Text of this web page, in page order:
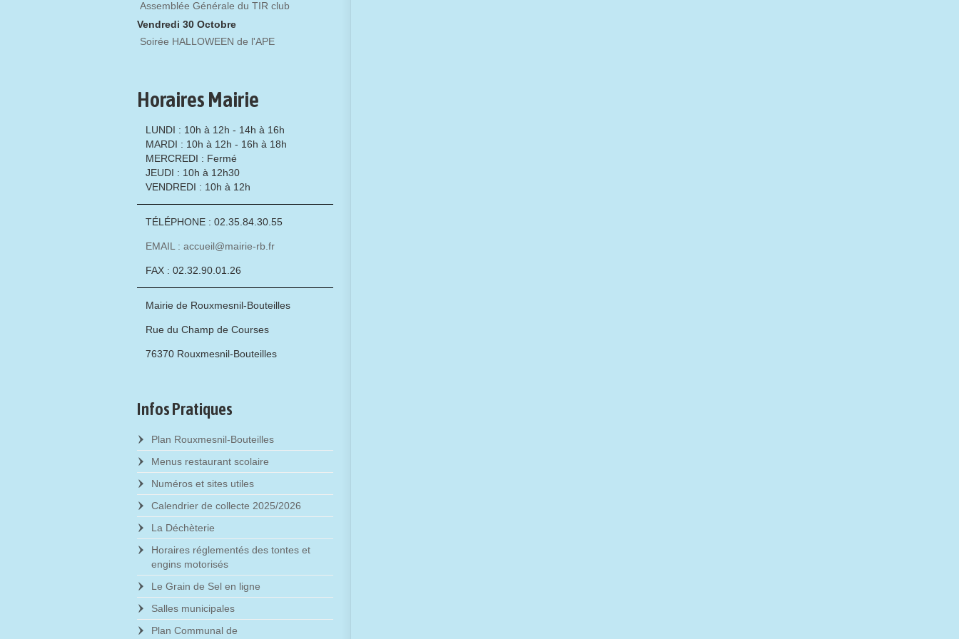
Assemblée Générale du TIR club
Vendredi 30 Octobre
Soirée HALLOWEEN de l'APE
Horaires Mairie
LUNDI : 10h à 12h - 14h à 16h
MARDI : 10h à 12h - 16h à 18h
MERCREDI : Fermé
JEUDI : 10h à 12h30
VENDREDI : 10h à 12h
TÉLÉPHONE : 02.35.84.30.55
EMAIL : accueil@mairie-rb.fr
FAX : 02.32.90.01.26
Mairie de Rouxmesnil-Bouteilles
Rue du Champ de Courses
76370 Rouxmesnil-Bouteilles
Infos Pratiques
Plan Rouxmesnil-Bouteilles
Menus restaurant scolaire
Numéros et sites utiles
Calendrier de collecte 2025/2026
La Déchèterie
Horaires réglementés des tontes et
engins motorisés
Le Grain de Sel en ligne
Salles municipales
Plan Communal de